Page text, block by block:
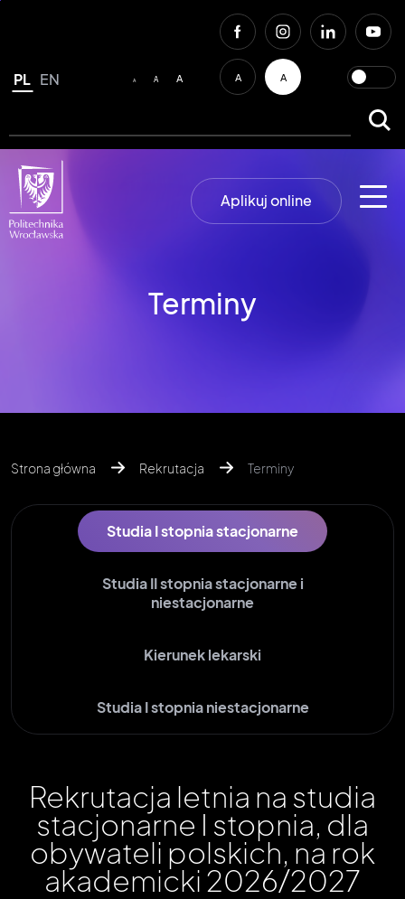
EN
PL A A A A A
Aplikuj online
Terminy
Strona główna Rekrutacja Terminy
Studia I stopnia stacjonarne
Studia II stopnia stacjonarne i
niestacjonarne
Kierunek lekarski
Studia I stopnia niestacjonarne
Rekrutacja letnia na studia
stacjonarne I stopnia, dla
obywateli polskich, na rok
akademicki 2026/2027